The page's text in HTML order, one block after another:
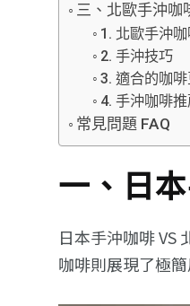
三、北歐手沖咖
1. 北歐手沖
2. 手沖技巧
3. 適合的咖啡
4. 手沖咖啡
常見問題 FAQ
一、日
日本手沖咖啡 VS
咖啡則展現了極